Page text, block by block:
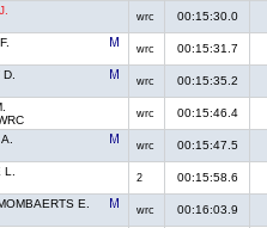
wrc 00:15:30.0
wrc 00:15:31.7
D.
wrc 00:15:35.2
wrc 00:15:46.4
wrc 00:15:47.5
L.
2 00:15:58.6
E.
wrc 00:16:03.9